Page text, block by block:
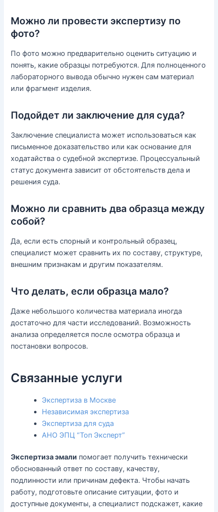
Можно ли провести экспертизу по
фото?
По фото можно предварительно оценить ситуацию и
понять, какие образцы потребуются. Для полноценного
лабораторного вывода обычно нужен сам материал
или фрагмент изделия.
Подойдет ли заключение для суда?
Заключение специалиста может использоваться как
письменное доказательство или как основание для
ходатайства о судебной экспертизе. Процессуальный
статус документа зависит от обстоятельств дела и
решения суда.
Можно ли сравнить два образца между
собой?
Да, если есть спорный и контрольный образец,
специалист может сравнить их по составу, структуре,
внешним признакам и другим показателям.
Что делать, если образца мало?
Даже небольшого количества материала иногда
достаточно для части исследований. Возможность
анализа определяется после осмотра образца и
постановки вопросов.
Связанные услуги
Экспертиза в Москве
Независимая экспертиза
Экспертиза для суда
АНО ЭПЦ “Топ Эксперт”
Экспертиза эмали помогает получить технически
обоснованный ответ по составу, качеству,
подлинности или причинам дефекта. Чтобы начать
работу, подготовьте описание ситуации, фото и
доступные документы, а специалист подскажет, какие